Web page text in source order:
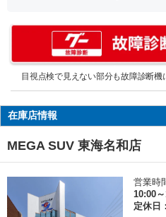
目視点検で見えない部分も故障診断機
在庫店情報
MEGA SUV 東海名和店
営業時
10:00
定休日